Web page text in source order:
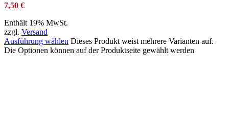
7,50 €
Enthält 19% MwSt.
zzgl. Versand
Ausführung wählen Dieses Produkt weist mehrere Varianten auf.
Die Optionen können auf der Produktseite gewählt werden